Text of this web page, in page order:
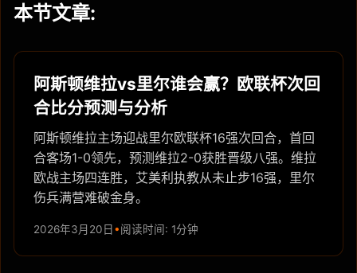
本节文章:
阿斯顿维拉vs里尔谁会赢？欧联杯次回
合比分预测与分析
阿斯顿维拉主场迎战里尔欧联杯16强次回合，首回
合客场1-0领先，预测维拉2-0获胜晋级八强。维拉
欧战主场四连胜，艾美利执教从未止步16强，里尔
伤兵满营难破金身。
2026年3月20日 阅读时间: 1分钟